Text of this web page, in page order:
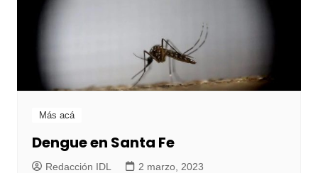
Más acá
Dengue en Santa Fe
Redacción IDL 2 marzo, 2023